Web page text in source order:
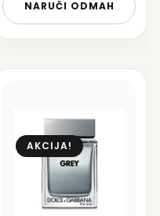
NARUČI ODMAH
AKCIJA!